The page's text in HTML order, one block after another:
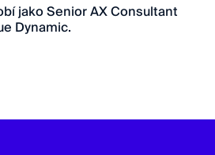
jako Senior AX Consultant
Dynamic.